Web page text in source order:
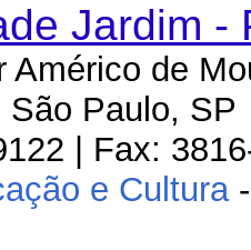
Jardim -
Américo de
Paulo, SP
| Fax:
e Cultura